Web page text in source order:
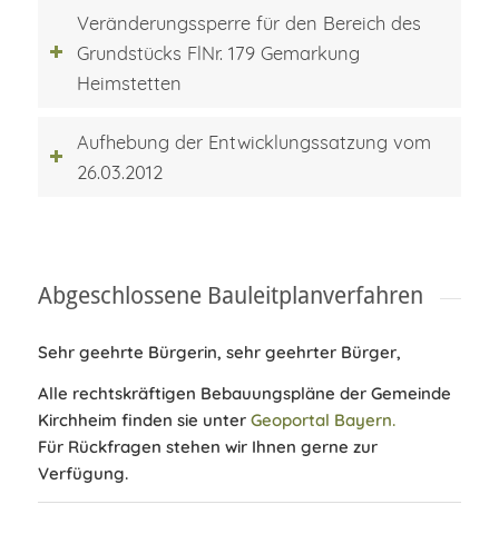
Veränderungssperre für den Bereich des
Grundstücks FlNr. 179 Gemarkung
Heimstetten
Aufhebung der Entwicklungssatzung vom
26.03.2012
Abgeschlossene Bauleitplanverfahren
Sehr geehrte Bürgerin, sehr geehrter Bürger,
Alle rechtskräftigen Bebauungspläne der Gemeinde
Kirchheim finden sie unter Geoportal Bayern.
Für Rückfragen stehen wir Ihnen gerne zur
Verfügung.